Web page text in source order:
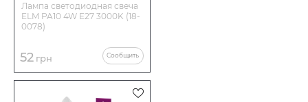
Лампа светодиодная свеча
ELM PA10 4W E27 3000K (18-
0078)
52 грн Сообщить